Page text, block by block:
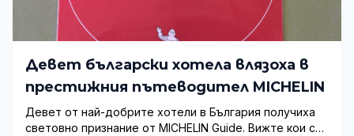
Девет български хотела влязоха в
престижния пътеводител MICHELIN
Девет от най-добрите хотели в България получиха
световно признание от MICHELIN Guide. Вижте кои са